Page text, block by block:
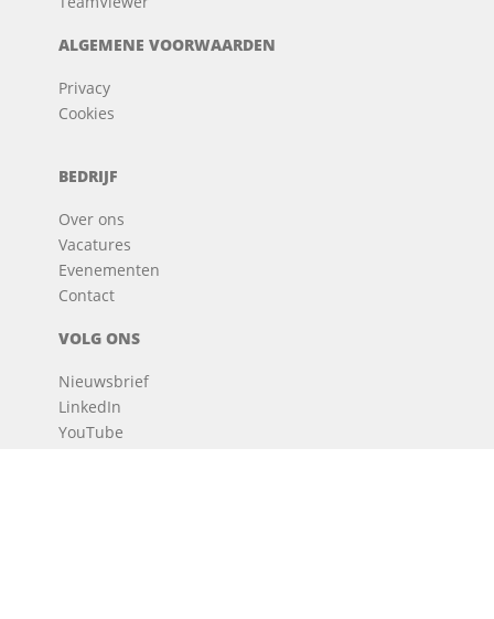
ALGEMENE VOORWAARDEN
Privacy
Cookies
BEDRIJF
Over ons
Vacatures
Evenementen
Contact
VOLG ONS
Nieuwsbrief
LinkedIn
YouTube